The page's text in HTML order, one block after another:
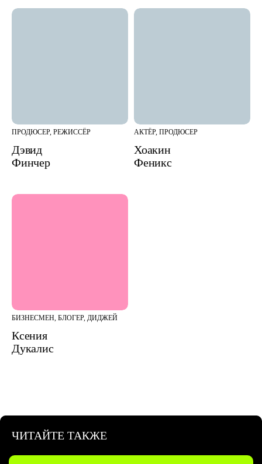
ПРОДЮСЕР, РЕЖИССЁР
Дэвид
Финчер
АКТЁР, ПРОДЮСЕР
Хоакин
Феникс
БИЗНЕСМЕН, БЛОГЕР, ДИДЖЕЙ
Ксения
Дукалис
ЧИТАЙТЕ ТАКЖЕ